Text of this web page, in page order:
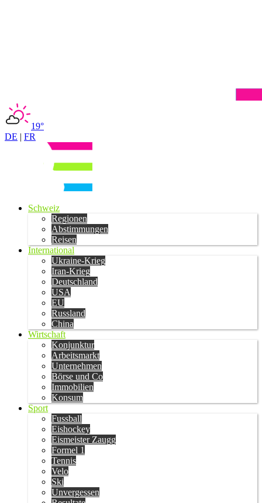
19°
DE | FR
Schweiz
Regionen
Abstimmungen
Reisen
International
Ukraine-Krieg
Iran-Krieg
Deutschland
USA
EU
Russland
China
Wirtschaft
Konjunktur
Arbeitsmarkt
Unternehmen
Börse und Co
Immobilien
Konsum
Sport
Fussball
Eishockey
Eismeister Zaugg
Formel 1
Tennis
Velo
Ski
Unvergessen